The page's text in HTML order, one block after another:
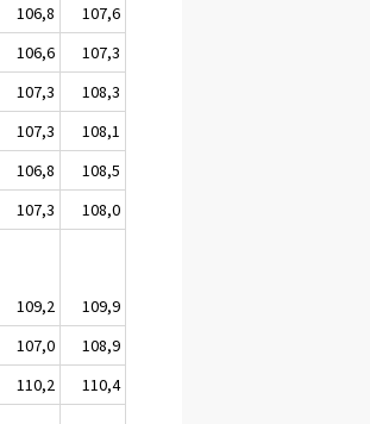
106,8
107,6
106,6
107,3
107,3
108,3
107,3
108,1
106,8
108,5
107,3
108,0
109,2
109,9
107,0
108,9
110,2
110,4